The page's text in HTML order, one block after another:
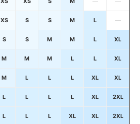
XS S S M L —
S S M M L XL
M M M L L XL
M L L L XL XL
L L L L XL 2XL
L L L XL XL 2XL